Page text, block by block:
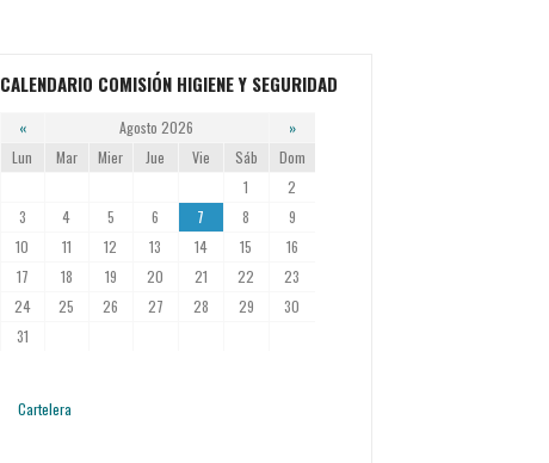
CALENDARIO COMISIÓN HIGIENE Y SEGURIDAD
« Agosto 2026
»
Lun
Mar Mier Jue Vie Sáb
Dom
1
2
3
4 5 6 7 8
9
10
11 12 13 14 15
16
17
18 19 20 21 22
23
24
25 26 27 28 29
30
31
Cartelera